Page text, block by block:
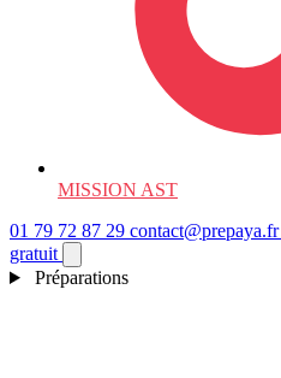
MISSION AST
01 79 72 87 29 contact@prepaya.fr
gratuit
Préparations